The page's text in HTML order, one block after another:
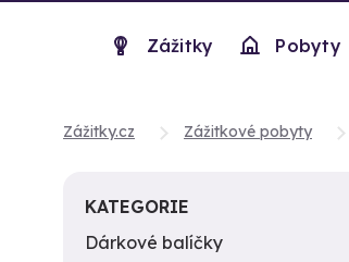
Zážitky Pobyty
Zážitky.cz Zážitkové pobyty
KATEGORIE
Dárkové balíčky